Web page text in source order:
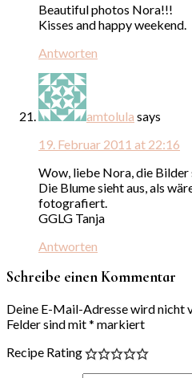
Beautiful photos Nora!!!
Kisses and happy weekend.
Antworten
amtolula says
19. Februar 2011 at 22:16
Wow, liebe Nora, die Bilder
Die Blume sieht aus, als
fotografiert.
GGLG Tanja
Antworten
Schreibe einen Kommentar
Deine E-Mail-Adresse wird nicht
Felder sind mit* markiert
Recipe Rating